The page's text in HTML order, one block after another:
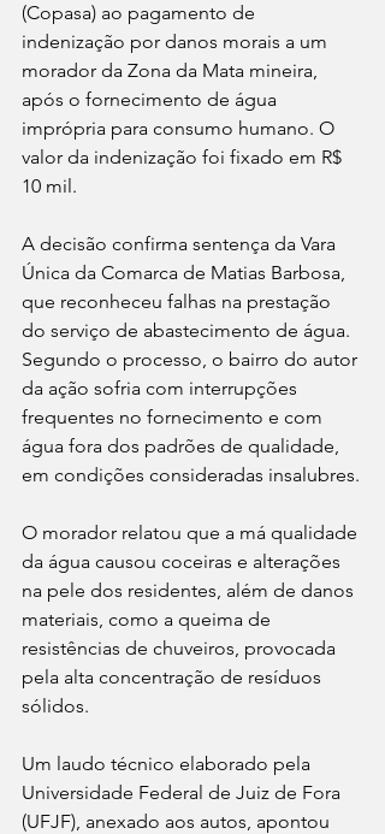
(Copasa) ao pagamento de
indenização por danos morais a um
morador da Zona da Mata mineira,
após o fornecimento de água
imprópria para consumo humano. O
valor da indenização foi fixado em R$
10 mil.
A decisão confirma sentença da Vara
Única da Comarca de Matias Barbosa,
que reconheceu falhas na prestação
do serviço de abastecimento de água.
Segundo o processo, o bairro do autor
da ação sofria com interrupções
frequentes no fornecimento e com
água fora dos padrões de qualidade,
em condições consideradas insalubres.
O morador relatou que a má qualidade
da água causou coceiras e alterações
na pele dos residentes, além de danos
materiais, como a queima de
resistências de chuveiros, provocada
pela alta concentração de resíduos
sólidos.
Um laudo técnico elaborado pela
Universidade Federal de Juiz de Fora
(UFJF), anexado aos autos, apontou